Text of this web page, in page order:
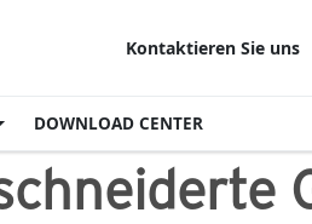
Kontaktieren Sie uns
DOWNLOAD CENTER